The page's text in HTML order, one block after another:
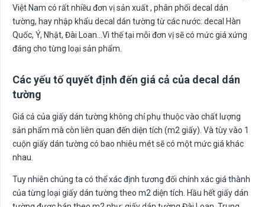
Việt Nam có rất nhiều đơn vị sản xuất , phân phối decal dán
tường, hay nhập khẩu decal dán tường từ các nước: decal Hàn
Quốc, Ý, Nhật, Đài Loan…Vì thế tại mỗi đơn vị sẽ có mức giá xứng
đáng cho từng loại sản phẩm.
Các yếu tố quyết định đến giá cả của decal dán
tường
Giá cả của giấy dán tường không chỉ phụ thuộc vào chất lượng
sản phẩm mà còn liên quan đến diện tích (m2 giấy). Và tùy vào 1
cuộn giấy dán tường có bao nhiêu mét sẽ có một mức giá khác
nhau.
Tuy nhiên chúng ta có thể xác định tương đối chính xác giá thành
của từng loại giấy dán tường theo m2 diện tích. Hầu hết giấy dán